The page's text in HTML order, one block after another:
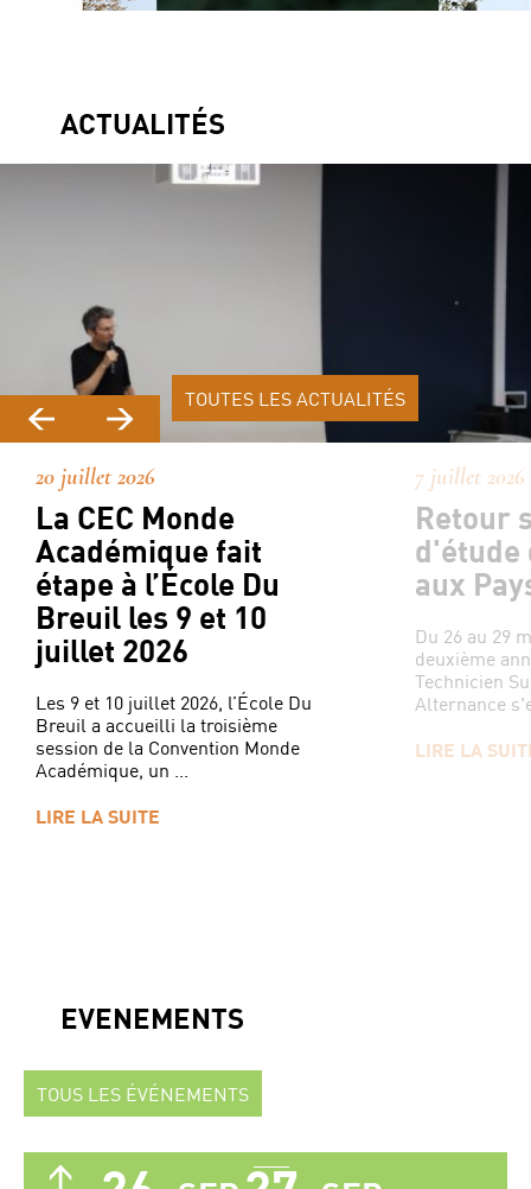
ACTUALITÉS
TOUTES LES ACTUALITÉS
20 juillet 2026
La CEC Monde
Académique fait
étape à l’École Du
Breuil les 9 et 10
juillet 2026
Les 9 et 10 juillet 2026, l’École Du
Breuil a accueilli la troisième
session de la Convention Monde
Académique, un ...
LIRE LA SUITE
7 juillet 2026
Retour
d'étude
aux
Du 26 au 29
deuxième
Technicien
Alternance
LIRE LA
EVENEMENTS
TOUS LES ÉVÉNEMENTS